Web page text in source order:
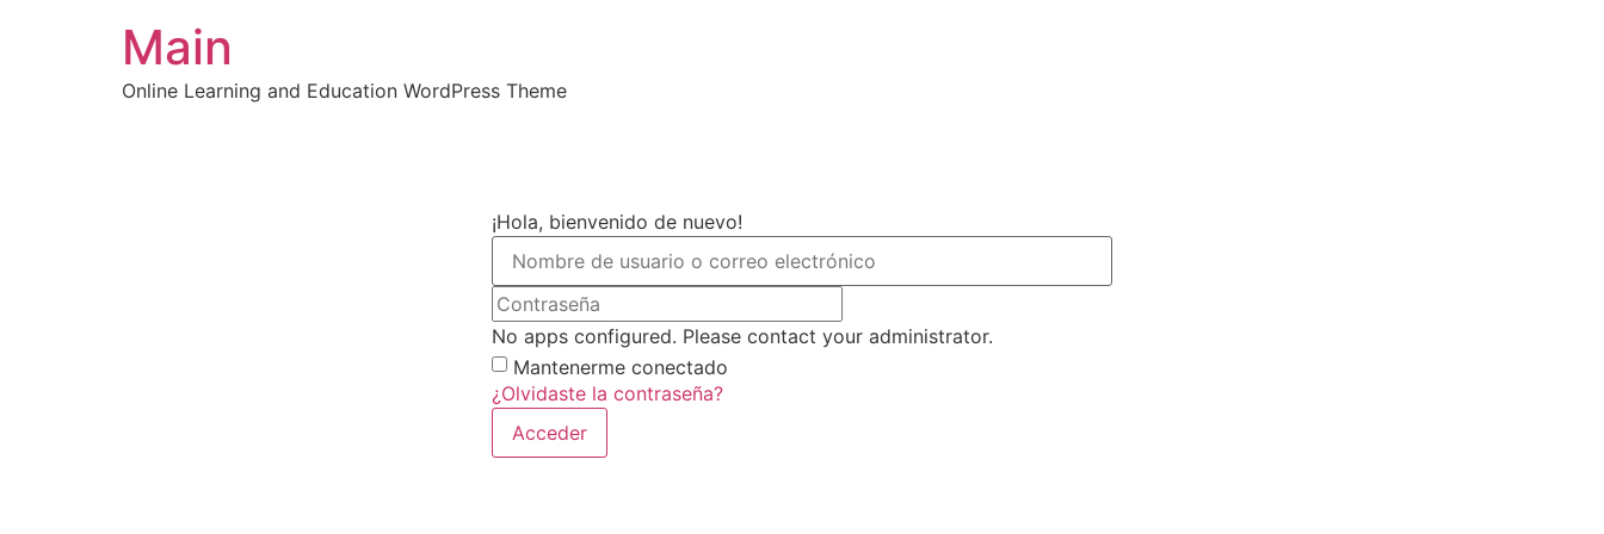
Main
Online Learning and Education WordPress Theme
¡Hola, bienvenido de nuevo!
No apps configured. Please contact your administrator.
Mantenerme conectado
¿Olvidaste la contraseña?
Acceder